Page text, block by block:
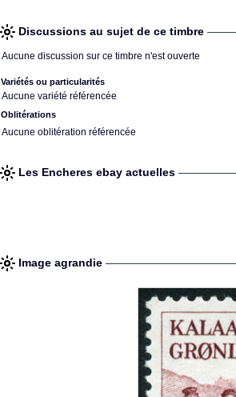
Discussions au sujet de ce timbre
Aucune discussion sur ce timbre n'est ouverte
Variétés ou particularités
Aucune variété référencée
Oblitérations
Aucune oblitération référencée
Les Encheres ebay actuelles
Image agrandie